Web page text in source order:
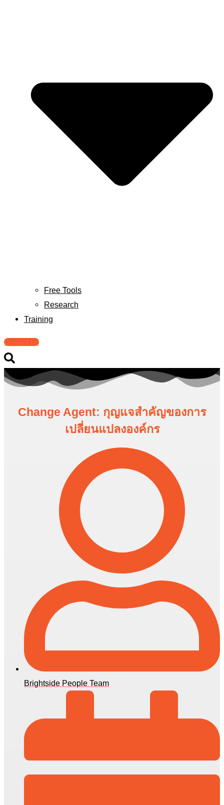
Free Tools
Research
Training
Contact Us
Change Agent: กุญแจสำคัญของการ
เปลี่ยนแปลงองค์กร
Brightside People Team